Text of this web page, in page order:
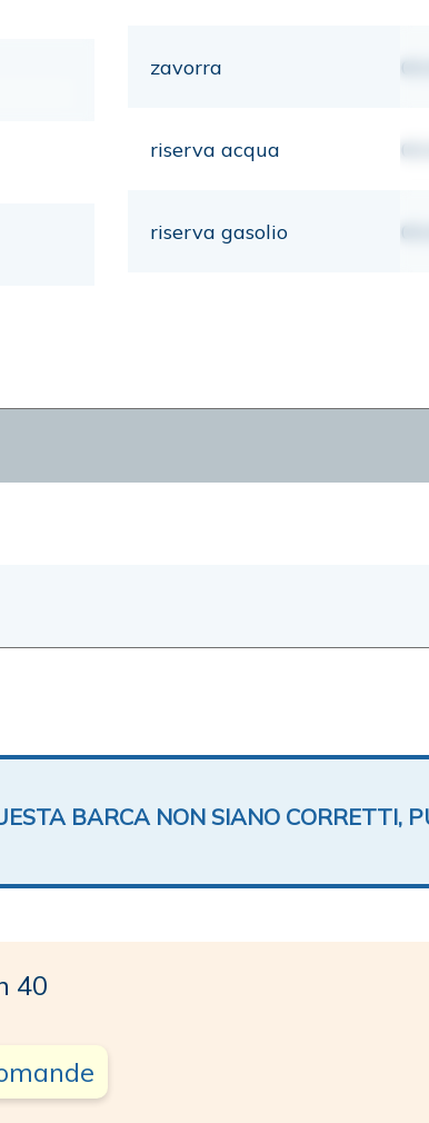
zavorra
riserva acqua
riserva gasolio
BARCA NON SIANO CORRETTI,
40